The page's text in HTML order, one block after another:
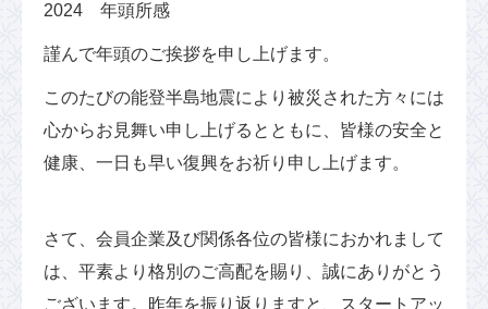
2024 年頭所感
謹んで年頭のご挨拶を申し上げます。
このたびの能登半島地震により被災された方々には
心からお見舞い申し上げるとともに、皆様の安全と
健康、一日も早い復興をお祈り申し上げます。
さて、会員企業及び関係各位の皆様におかれまして
は、平素より格別のご高配を賜り、誠にありがとう
ございます。昨年を振り返りますと、スタートアッ